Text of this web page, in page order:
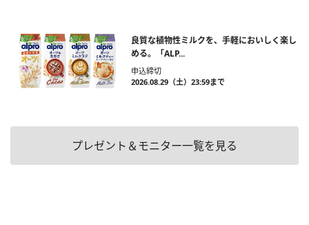
良質な植物性ミルクを、手軽においしく楽し
める。「ALP...
申込締切
2026.08.29（土）23:59まで
プレゼント＆モニター一覧を見る